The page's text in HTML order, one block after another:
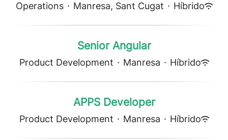
Operations · Manresa, Sant Cugat · Híbrido
Senior Angular
Product Development · Manresa · Híbrido
APPS Developer
Product Development · Manresa · Híbrido